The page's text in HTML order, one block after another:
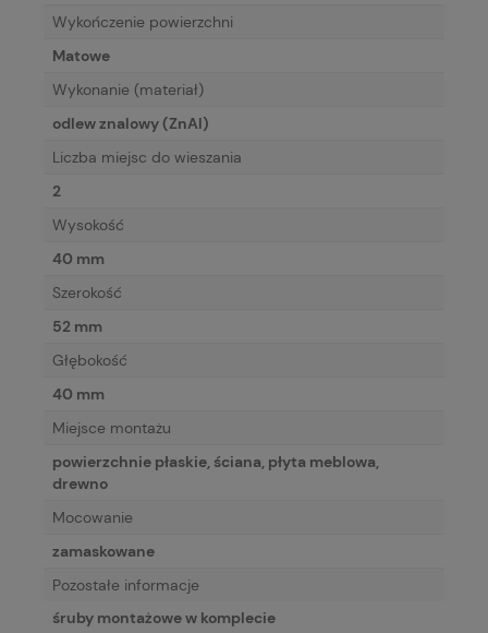
Wykończenie powierzchni
Matowe
Wykonanie (materiał)
odlew znalowy (ZnAl)
Liczba miejsc do wieszania
2
Wysokość
40 mm
Szerokość
52 mm
Głębokość
40 mm
Miejsce montażu
powierzchnie płaskie, ściana, płyta meblowa,
drewno
Mocowanie
zamaskowane
Pozostałe informacje
śruby montażowe w komplecie